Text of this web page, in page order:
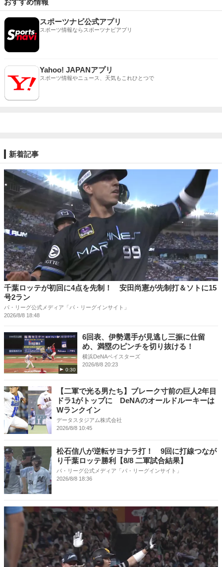
おすすめ情報
スポーツナビ公式アプリ
スポーツ情報ならスポーツナビアプリ
Yahoo! JAPANアプリ
スポーツ情報やニュース、天気もこれひとつで
新着記事
千葉ロッテが初回に4点を先制！ 安田尚憲が先制打＆ソトに15
号2ラン
パ・リーグ公式メディア「パ・リーグインサイト」
2026/8/8 18:48
0:30
6回表、伊勢選手が見逃し三振に仕留
め、満塁のピンチを切り抜ける！
横浜DeNAベイスターズ
2026/8/8 20:23
【二軍で光る男たち】ブレーク寸前の巨人2年目
ドラ1がトップに DeNAのオールドルーキーは
Wランクイン
データスタジアム株式会社
2026/8/8 10:45
松石信八が逆転サヨナラ打！ 9回に打線つなが
り千葉ロッテ勝利【8/8 二軍試合結果】
パ・リーグ公式メディア「パ・リーグインサイト」
2026/8/8 18:36